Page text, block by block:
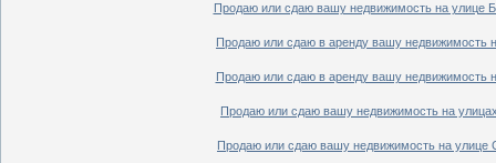
Продаю или сдаю вашу недвижимость на улице
Продаю или сдаю в аренду вашу недвижимость
Продаю или сдаю в аренду вашу недвижимость
Продаю или сдаю вашу недвижимость на
Продаю или сдаю вашу недвижимость на улице